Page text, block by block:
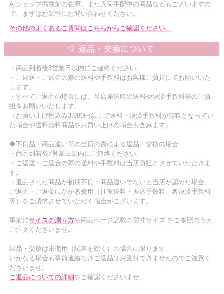
A.ショップ掲載前の在庫、また入荷手配中の商品などもございますの
で、まずはお気軽にお問い合わせください。
その他のよくあるご質問はこちらからご確認ください。
・商品到着後3営業日以内にご連絡ください。
・ご返送・ご返金の際の送料や手数料はお客様ご負担にてお願いいた
します。
・すべてご返品の場合には、当店発送時の送料や決済手数料等のご負
担をお願いいたします。
（お買い上げ税込み3,980円以上で送料・決済手数料が無料となってい
た場合や送料無料商品をお買い上げの場合も含みます）
◆不良品・商品違い等の当店の責による返品・交換の場合
・商品到着後7営業日以内にご連絡ください。
・ご返送・ご返金の際の送料や手数料は当店負担とさせていただきま
す。
・返品された商品が初期不良・商品違いでないと当店が認めた場合、
ご返品・ご返金にかかる費用（往復送料・振込手数料、各決済手数料
等）をご請求させていただく場合がございます。
事前にサイズの測り方や商品ページ記載の実寸サイズ をご参照のうえ
ご注文くださいませ。
返品・交換は未使用（試着を除く）の場合に限ります。
いかなる場合も事前連絡なきご返品はお受付できませんのでご注意く
ださいませ。
ご返品についての詳細をご確認くださいませ。